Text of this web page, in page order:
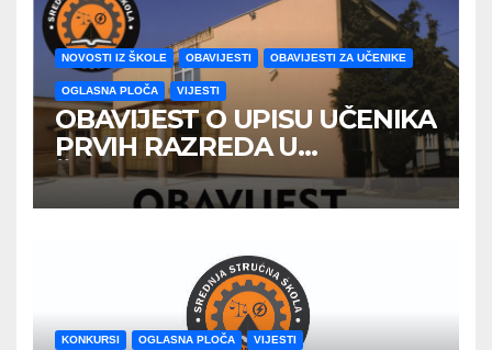
NOVOSTI IZ ŠKOLE OBAVIJESTI OBAVIJESTI ZA UČENIKE
OGLASNA PLOČA VIJESTI
OBAVIJEST O UPISU UČENIKA
PRVIH RAZREDA U
ŠKOLSKOJ 2026/2027
GODINE
KONKURSI OGLASNA PLOČA VIJESTI